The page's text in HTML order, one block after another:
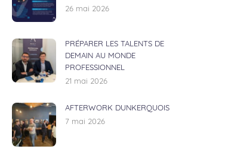
26 mai 2026
PRÉPARER LES TALENTS DE
DEMAIN AU MONDE
PROFESSIONNEL
21 mai 2026
AFTERWORK DUNKERQUOIS
7 mai 2026